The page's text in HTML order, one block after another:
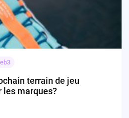
terrain de jeu
les marques?